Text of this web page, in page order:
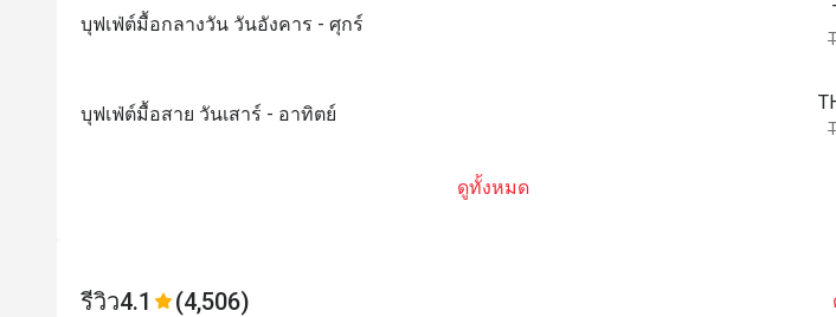
บุฟเฟ่ต์มื้อกลางวัน วันอังคาร - ศุกร์
บุฟเฟ่ต์มื้อสาย วันเสาร์ - อาทิตย์
ดูทั้งหมด
รีวิว4.1 (4,506)